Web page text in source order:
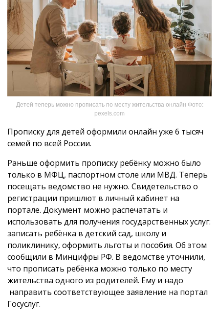
Детей теперь можно прописать по месту жительства онлайн Фото:
pexels.com
Прописку для детей оформили онлайн уже 6 тысяч
семей по всей России.
Раньше оформить прописку ребёнку можно было
только в МФЦ, паспортном столе или МВД. Теперь
посещать ведомство не нужно. Свидетельство о
регистрации пришлют в личный кабинет на
портале. Документ можно распечатать и
использовать для получения государственных услуг:
записать ребёнка в детский сад, школу и
поликлинику, оформить льготы и пособия. Об этом
сообщили в Минцифры РФ. В ведомстве уточнили,
что прописать ребёнка можно только по месту
жительства одного из родителей. Ему и надо
направить соответствующее заявление на портал
Госуслуг.